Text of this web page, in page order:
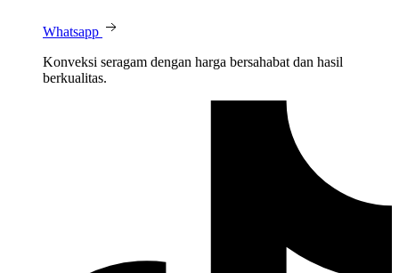
Whatsapp
Konveksi seragam dengan harga bersahabat dan hasil
berkualitas.